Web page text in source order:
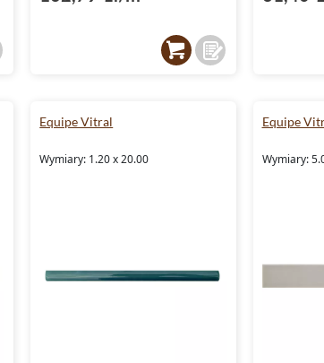
Equipe Vitral
Wymiary: 1.20 x 20.00
Equipe
Wymiary: